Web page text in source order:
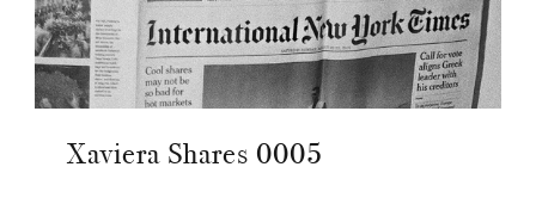
Xaviera Shares 0005